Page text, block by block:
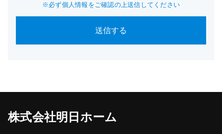
1)当サイトでは、個人情報を以下の目的で利用させていただ
(1)不動産の売買契約または賃貸契約の相手方の探索、売買・
賃貸借・仲介・管理等に関する契約の締結、および契約に基
ャンペーン、サービスおよび商品等の案内、応募受付、プレ
※必ず個人情報をご確認の上送信してください
株式会社明日ホーム